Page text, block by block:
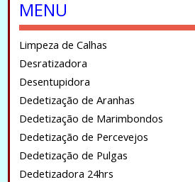
MENU
Limpeza de Calhas
Desratizadora
Desentupidora
Dedetização de Aranhas
Dedetização de Marimbondos
Dedetização de Percevejos
Dedetização de Pulgas
Dedetizadora 24hrs